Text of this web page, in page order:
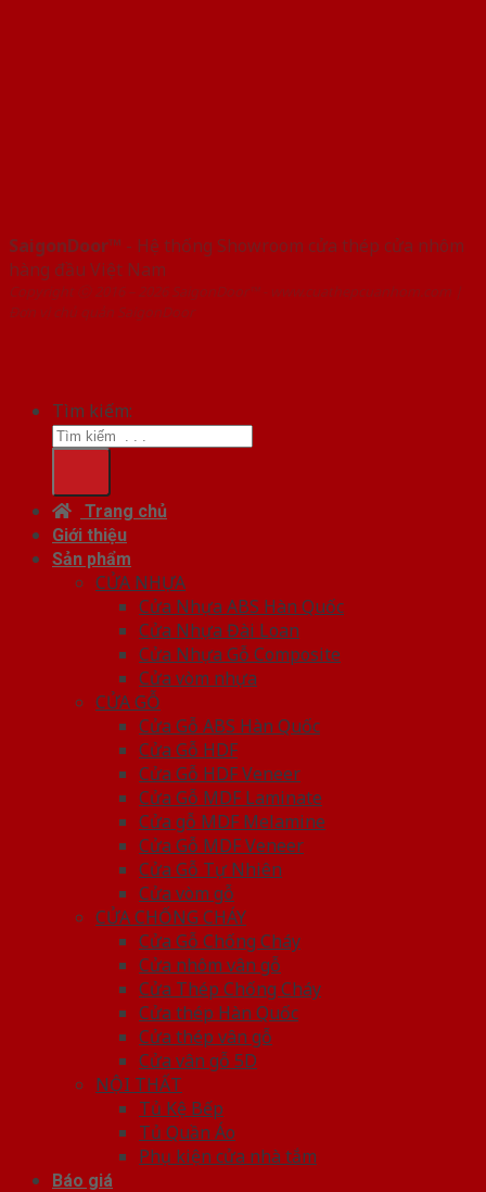
SaigonDoor™ - Hệ thống Showroom cửa thép cửa nhôm
hàng đầu Việt Nam
Copyright ⓒ 2016 – 2026 SaigonDoor™ - www.cuathepcuanhom.com |
Đơn vị chủ quản SaigonDoor
Tìm kiếm:
Trang chủ
Giới thiệu
Sản phẩm
CỬA NHỰA
Cửa Nhựa ABS Hàn Quốc
Cửa Nhựa Đài Loan
Cửa Nhựa Gỗ Composite
Cửa vòm nhựa
CỬA GỖ
Cửa Gỗ ABS Hàn Quốc
Cửa Gỗ HDF
Cửa Gỗ HDF Veneer
Cửa Gỗ MDF Laminate
Cửa gỗ MDF Melamine
Cửa Gỗ MDF Veneer
Cửa Gỗ Tự Nhiên
Cửa vòm gỗ
CỬA CHỐNG CHÁY
Cửa Gỗ Chống Cháy
Cửa nhôm vân gỗ
Cửa Thép Chống Cháy
Cửa thép Hàn Quốc
Cửa thép vân gỗ
Cửa vân gỗ 5D
NỘI THẤT
Tủ Kệ Bếp
Tủ Quần Áo
Phụ kiện cửa nhà tắm
Báo giá